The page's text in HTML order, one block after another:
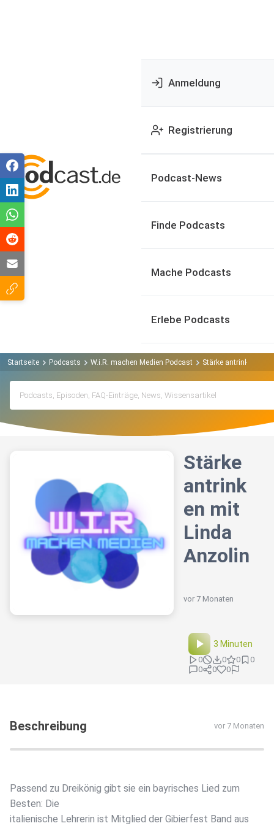
Anmeldung
Registrierung
Podcast-News
Finde Podcasts
Mache Podcasts
Erlebe Podcasts
Startseite Podcasts W.i.R. machen Medien Podcast Stärke antrinken mit
Stärke
antrink
en mit
Linda
Anzolin
vor 7 Monaten
3 Minuten
0 0 0
0
0
0 0
Beschreibung vor 7 Monaten
Passend zu Dreikönig gibt sie ein bayrisches Lied zum
Besten: Die
italienische Lehrerin ist Mitglied der Gibierfest Band aus